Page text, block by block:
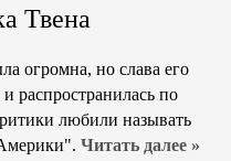
Твена
огромна, но слава его
распространилась по
любили называть
Читать далее »